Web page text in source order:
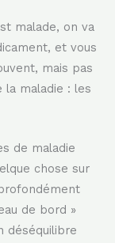
malade, on va
et vous
mais pas
la maladie : les
de maladie
chose sur
de bord »
déséquilibre